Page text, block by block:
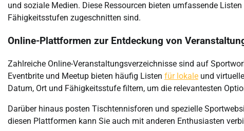
und soziale Medien. Diese Ressourcen bieten umfassende
Fähigkeitsstufen zugeschnitten sind.
Online-Plattformen zur Entdeckung von
Zahlreiche Online-Veranstaltungsverzeichnisse sind auf
Eventbrite und Meetup bieten häufig Listen für lokale und
Datum, Ort und Fähigkeitsstufe filtern, um die relevantesten
Darüber hinaus posten Tischtennisforen und spezielle
diesen Plattformen kann Sie auch mit anderen Enthusiasten